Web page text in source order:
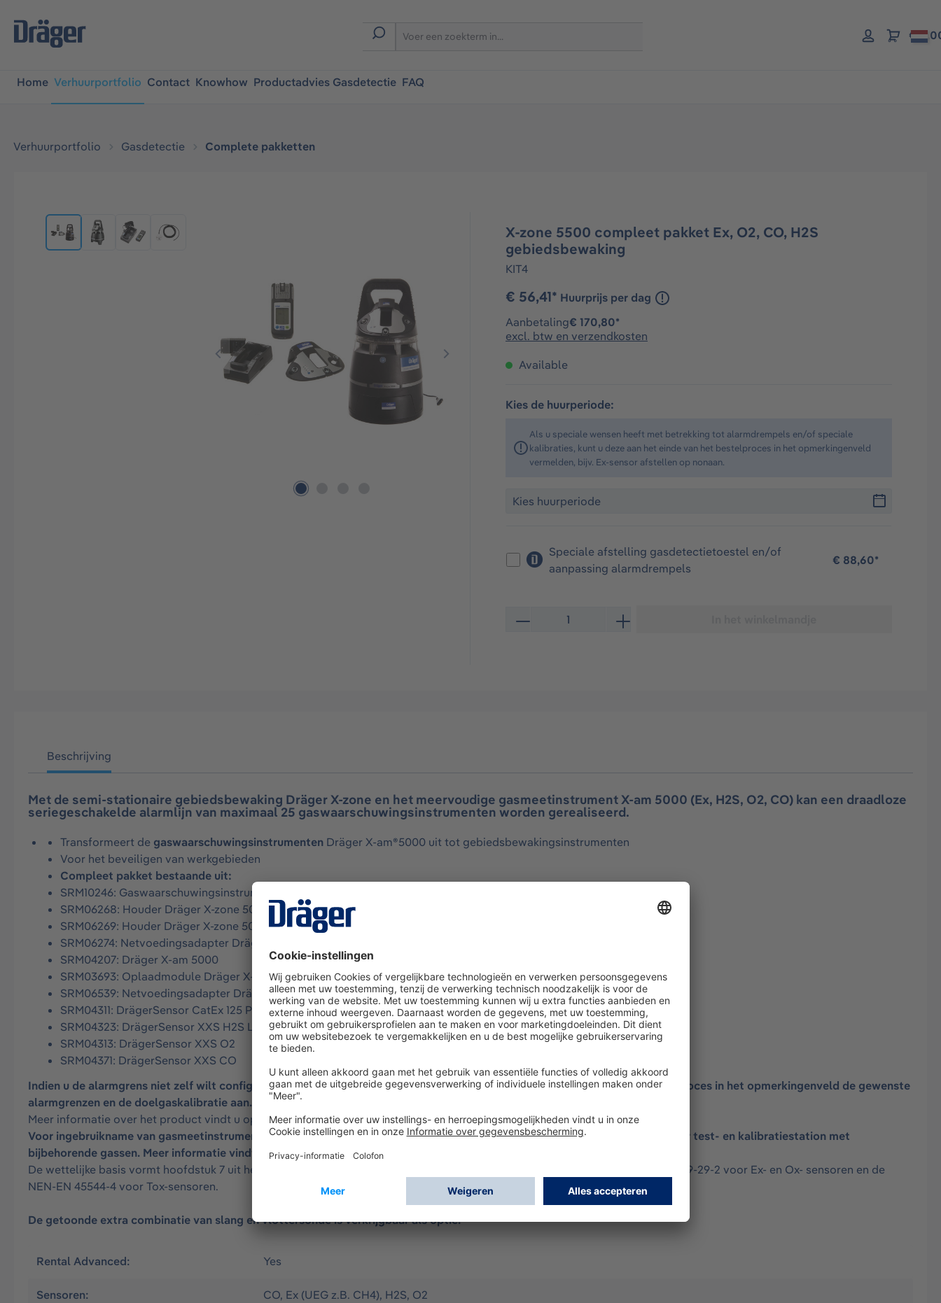
€
Home Verhuurportfolio Contact Knowhow Productadvies Gasdetectie FAQ
Verhuurportfolio Gasdetectie Complete pakketten
X-zone 5500 compleet pakket Ex, O2, CO, H2S
gebiedsbewaking
KIT4
Huurprijs per dag
€ 56,41*
Aanbetaling€ 170,80*
excl. btw en verzendkosten
Available
Kies de huurperiode:
Als u speciale wensen heeft met betrekking tot alarmdrempels en/of speciale
kalibraties, kunt u deze aan het einde van het bestelproces in het opmerkingenveld
vermelden, bijv. Ex-sensor afstellen op nonaan.
Speciale afstelling gasdetectietoestel en/of
aanpassing alarmdrempels
€ 88,60*
Producthoeveelheid: Voer de gewenste hoeveelheid in of gebruik de knoppen
Beschrijving
Met de semi-stationaire gebiedsbewaking Dräger X-zone en het meervoudige gasmeetinstrument X-am 5000 (Ex, H2S, O2, CO) kan een draadloze
seriegeschakelde alarmlijn van maximaal 25 gaswaarschuwingsinstrumenten worden gerealiseerd.
Transformeert de gaswaarschuwingsinstrumenten Dräger X-am®5000 uit tot gebiedsbewakingsinstrumenten
Voor het beveiligen van werkgebieden
Compleet pakket bestaande uit:
SRM10246: Gaswaarschuwingsinstrument Dräger X-zone 5500 pomp 868 MHZ/24 AH
SRM06268: Houder Dräger X-zone 5000 (diffusie)
SRM06269: Houder Dräger X-zone 5000 (pomp)
SRM06274: Netvoedingsadapter Dräger X-zone 5000 15 V
SRM04207: Dräger X-am 5000
SRM03693: Oplaadmodule Dräger X-am 1/2/5x00
SRM06539: Netvoedingsadapter Dräger 12 V/1,2 A (voor 1 X-am 7000 of 2 X-am 2/5x00)
SRM04311: DrägerSensor CatEx 125 PR
SRM04323: DrägerSensor XXS H2S LC
SRM04313: DrägerSensor XXS O2
SRM04371: DrägerSensor XXS CO
Indien u de alarmgrens niet zelf wilt configureren en/of de Ex-sensor wilt aanpassen, geef dan aan het einde van het bestelproces in het opmerkingenveld de gewenste
alarmgrenzen en de doelgaskalibratie aan.
Meer informatie over het product vindt u op onze website. Volg delink.
Voor ingebruikname van gasmeetinstrumenten dient er een functiecontrole (bumptest) uitgevoerd te worden met een Dräger test- en kalibratiestation met
bijbehorende gassen. Meer informatie vindt u hier.
De wettelijke basis vormt hoofdstuk 7 uit het Arbobesluit. De functiecontrolevoorschriften zijn beschreven in de NEN-EN 60079-29-2 voor Ex- en Ox- sensoren en de
NEN-EN 45544-4 voor Tox-sensoren.
De getoonde extra combinatie van slang en vlottersonde is verkrijgbaar als optie.
Rental Advanced: Yes
Sensoren: CO, Ex (UEG z.B. CH4), H2S, O2